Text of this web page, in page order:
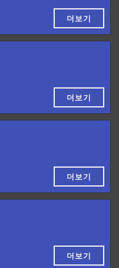
더보기
더보기
더보기
더보기